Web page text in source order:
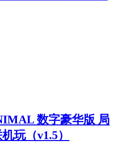
数字豪华版 局
玩（v1.5）